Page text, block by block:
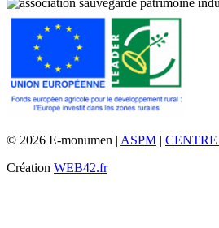
© 2026 E-monumen | ASPM | CENTRE
Création WEB42.fr